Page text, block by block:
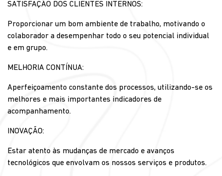
SATISFAÇÃO DOS CLIENTES INTERNOS:
Proporcionar um bom ambiente de trabalho, motivando o
colaborador a desempenhar todo o seu potencial individual
e em grupo.
MELHORIA CONTÍNUA:
Aperfeiçoamento constante dos processos, utilizando-se os
melhores e mais importantes indicadores de
acompanhamento.
INOVAÇÃO:
Estar atento às mudanças de mercado e avanços
tecnológicos que envolvam os nossos serviços e produtos.